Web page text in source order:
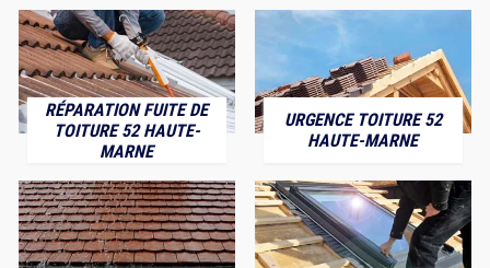
RÉPARATION FUITE DE
TOITURE 52 HAUTE-
MARNE
URGENCE TOITURE 52
HAUTE-MARNE